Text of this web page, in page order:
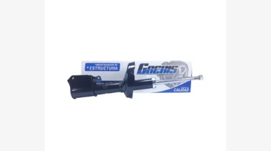
Add to Wishlist
Add to Compare